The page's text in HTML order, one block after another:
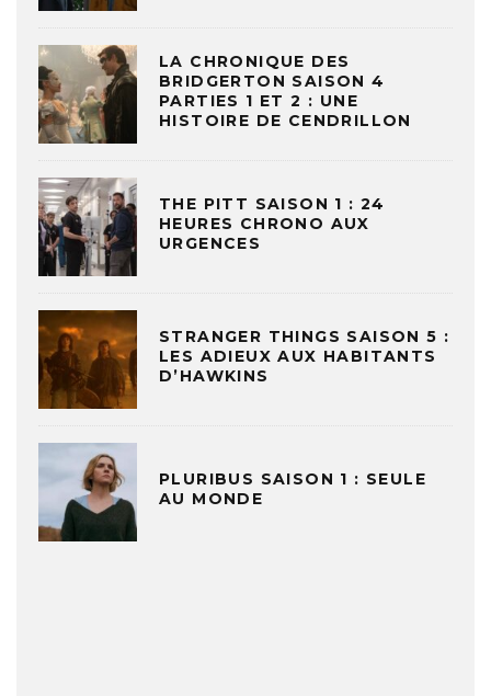
LA CHRONIQUE DES
BRIDGERTON SAISON 4
PARTIES 1 ET 2 : UNE
HISTOIRE DE CENDRILLON
THE PITT SAISON 1 : 24
HEURES CHRONO AUX
URGENCES
STRANGER THINGS SAISON 5 :
LES ADIEUX AUX HABITANTS
D’HAWKINS
PLURIBUS SAISON 1 : SEULE
AU MONDE